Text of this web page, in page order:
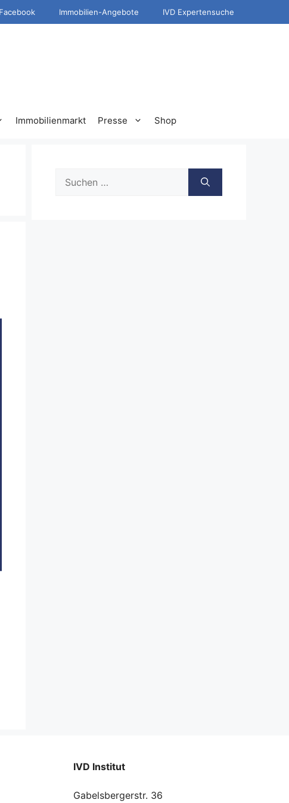
Facebook Immobilien-Angebote IVD Expertensuche
Immobilienmarkt Presse Shop
nach:
IVD Institut
Gabelsbergerstr. 36